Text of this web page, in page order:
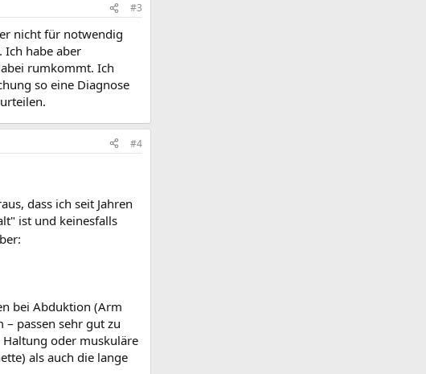
#3
nicht für notwendig
Ich habe aber
rumkommt. Ich
so eine Diagnose
#4
dass ich seit Jahren
ist und keinesfalls
bei Abduktion (Arm
passen sehr gut zu
oder muskuläre
als auch die lange